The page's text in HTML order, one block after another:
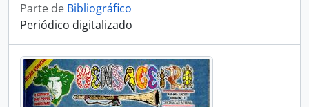
Parte de Bibliográfico
Periódico digitalizado